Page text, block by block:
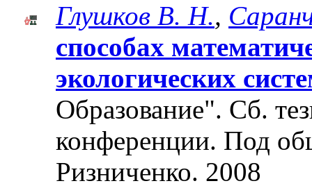
Глушков В. Н.,
способах
экологических
Образование". Cб.
конференции. Под
Ризниченко. 2008